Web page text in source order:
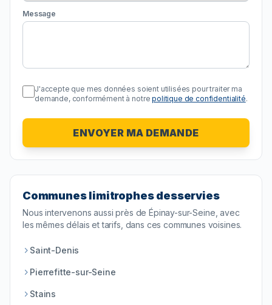
Message
J'accepte que mes données soient utilisées pour traiter ma
demande, conformément à notre politique de confidentialité.
ENVOYER MA DEMANDE
Communes limitrophes desservies
Nous intervenons aussi près deÉpinay-sur-Seine , avec
les mêmes délais et tarifs, dans ces communes voisines.
Saint-Denis
Pierrefitte-sur-Seine
Stains